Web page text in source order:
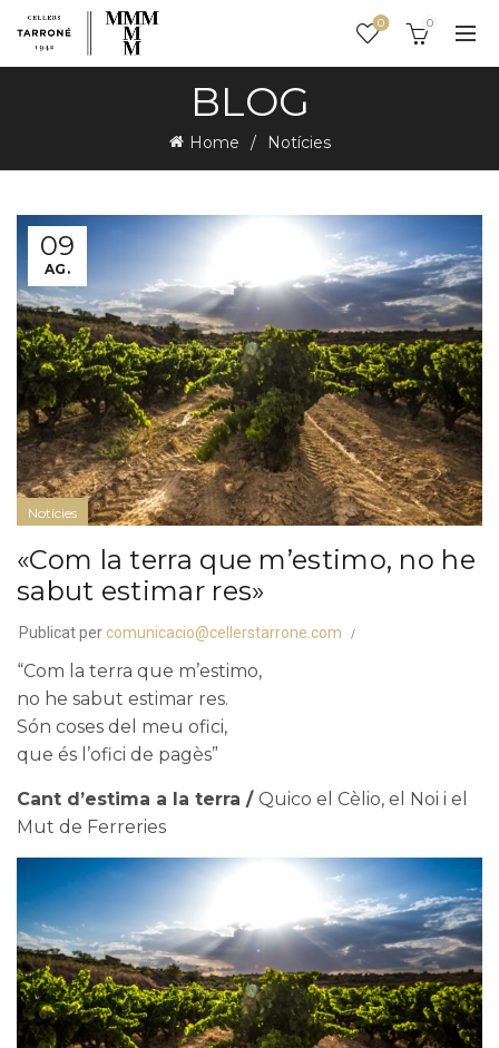
0 0
BLOG
Home Notícies
09
AG.
Notícies
«Com la terra que m’estimo, no he
sabut estimar res»
Publicat per comunicacio@cellerstarrone.com
“Com la terra que m’estimo,
no he sabut estimar res.
Són coses del meu ofici,
que és l’ofici de pagès”
Cant d’estima a la terra / Quico el Cèlio, el Noi i el
Mut de Ferreries